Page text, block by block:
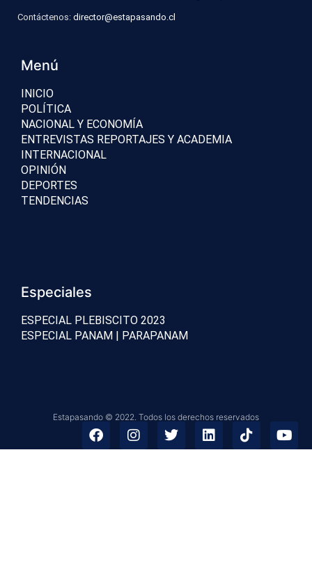
Contáctenos: director@estapasando.cl
Menú
INICIO
POLÍTICA
NACIONAL Y ECONOMÍA
ENTREVISTAS REPORTAJES Y ACADEMIA
INTERNACIONAL
OPINIÓN
DEPORTES
TENDENCIAS
Especiales
ESPECIAL PLEBISCITO 2023
ESPECIAL PANAM | PARAPANAM
Estapasando © 2022. Todos los derechos reservados